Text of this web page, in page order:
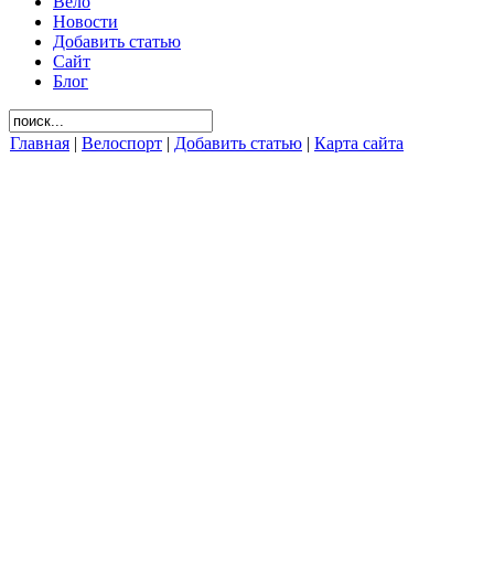
Новости
Добавить статью
Сайт
Блог
Главная | Велоспорт | Добавить статью | Карта сайта